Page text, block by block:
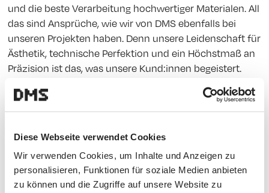
Diese Webseite verwendet Cookies
Wir verwenden Cookies, um Inhalte und Anzeigen zu
personalisieren, Funktionen für soziale Medien anbieten
zu können und die Zugriffe auf unsere Website zu
und die beste Verarbeitung hochwertiger Materialen. All
das sind Ansprüche, wie wir von DMS ebenfalls bei
unseren Projekten haben. Denn unsere Leidenschaft für
Ästhetik, technische Perfektion und ein Höchstmaß an
Präzision ist das, was unsere Kund:innen begeistert.
begeistert.
Konkret hat unser Team die folgenden Innovationen
konzipiert und umgesetzt: